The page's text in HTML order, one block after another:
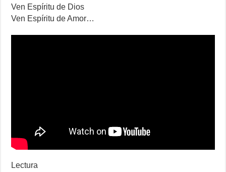
Ven Espíritu de Dios
Ven Espíritu de Amor…
Lectura